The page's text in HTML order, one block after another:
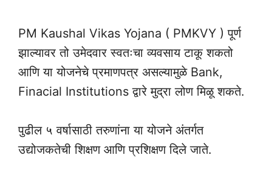
PM Kaushal Vikas Yojana ( PMKVY ) पूर्ण
झाल्यावर तो उमेदवार स्वतःचा व्यवसाय टाकू शकतो
आणि या योजनेचे प्रमाणपत्र असल्यामुळे Bank,
Finacial Institutions द्वारे मुद्रा लोण मिळू शकते.
पुढील ५ वर्षासाठी तरुणांना या योजने अंतर्गत
उद्योजकतेची शिक्षण आणि प्रशिक्षण दिले जाते.